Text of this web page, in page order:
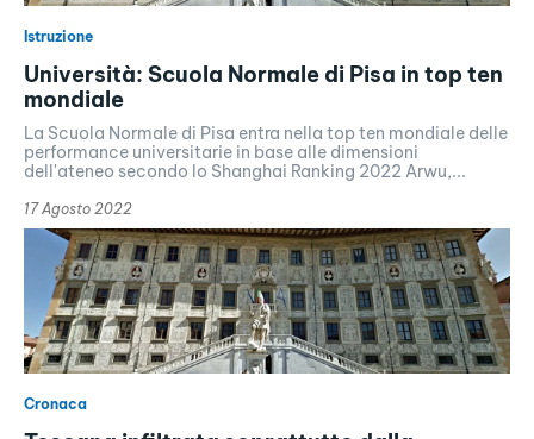
Istruzione
Università: Scuola Normale di Pisa in top ten
mondiale
La Scuola Normale di Pisa entra nella top ten mondiale delle
performance universitarie in base alle dimensioni
dell'ateneo secondo lo Shanghai Ranking 2022 Arwu,...
17 Agosto 2022
Cronaca